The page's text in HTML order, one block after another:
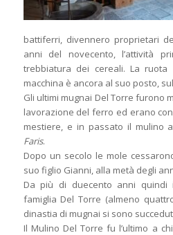
battiferri, divennero proprietari
anni del novecento, l’attività
trebbiatura dei cereali. La
macchina è ancora al suo posto,
Gli ultimi mugnai Del Torre furono
lavorazione del ferro ed erano
mestiere, e in passato il mulino
Faris.
Dopo un secolo le mole
suo figlio Gianni, alla metà degli
Da più di duecento anni quindi
famiglia Del Torre (almeno
dinastia di mugnai si sono
Il Mulino Del Torre fu l’ultimo a